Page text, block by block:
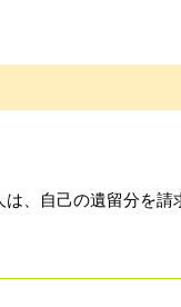
、自己の遺留分を請